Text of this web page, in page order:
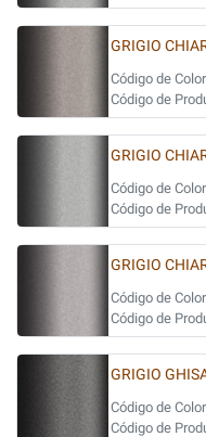
GRIGIO
Código de
Código de
GRIGIO
Código de
Código de
GRIGIO
Código de
Código de
GRIGIO
Código de
Código de